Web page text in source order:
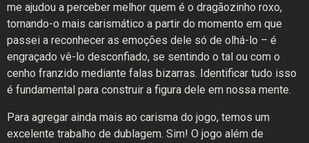
me ajudou a perceber melhor quem é o dragãozinho roxo,
tornando-o mais carismático a partir do momento em que
passei a reconhecer as emoções dele só de olhá-lo – é
engraçado vê-lo desconfiado, se sentindo o tal ou com o
cenho franzido mediante falas bizarras. Identificar tudo isso
é fundamental para construir a figura dele em nossa mente.
Para agregar ainda mais ao carisma do jogo, temos um
excelente trabalho de dublagem. Sim! O jogo além de